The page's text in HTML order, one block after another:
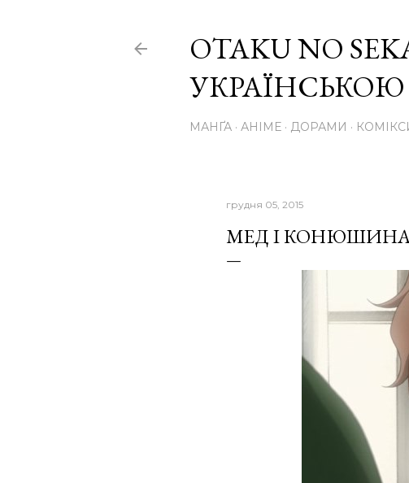
OTAKU NO
УКРАЇНСЬКОЮ
МАНҐА АНІМЕ ДОРАМИ
грудня 05, 2015
МЕД І КОНЮШИНА.